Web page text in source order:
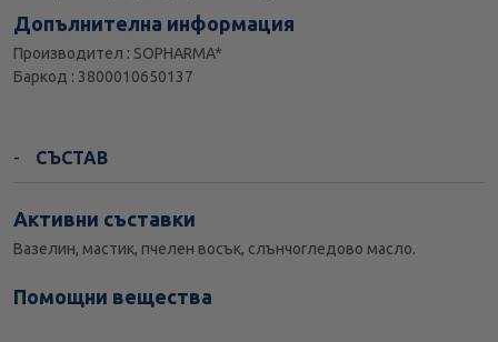
Допълнителна информация
Производител : SOPHARMA*
Баркод : 3800010650137
СЪСТАВ
Активни съставки
Вазелин, мастик, пчелен восък, слънчогледово масло.
Помощни вещества